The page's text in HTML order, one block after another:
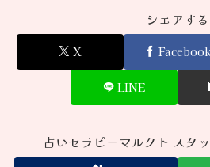
シェアする
X Facebook
LINE
占いセラピーマルクト スタ